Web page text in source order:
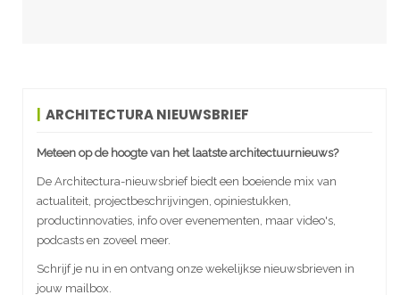
ARCHITECTURA NIEUWSBRIEF
Meteen op de hoogte van het laatste architectuurnieuws?
De Architectura-nieuwsbrief biedt een boeiende mix van
actualiteit, projectbeschrijvingen, opiniestukken,
productinnovaties, info over evenementen, maar video's,
podcasts en zoveel meer.
Schrijf je nu in en ontvang onze wekelijkse nieuwsbrieven in
jouw mailbox.